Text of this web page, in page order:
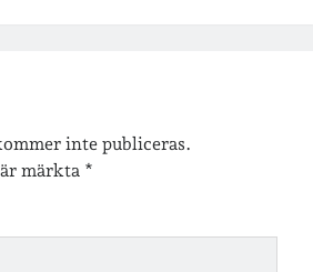
Goodreads.
inte publiceras.
märkta *